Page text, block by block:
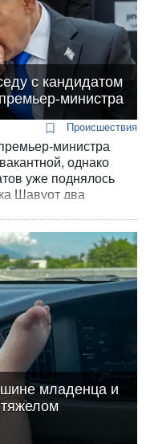
с кандидатом
министра
Происшествия
министра
однако
уже поднялось
Шавуот два
провела беседу с
вновь подняло
влиянии на
младенца и